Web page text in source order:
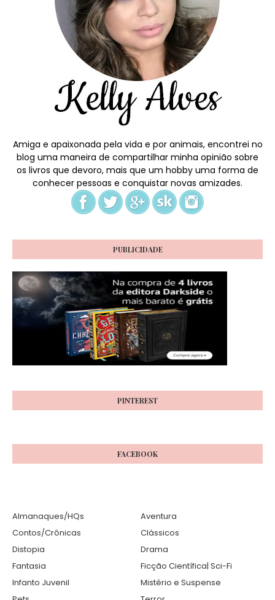
Amiga e apaixonada pela vida e por animais, encontrei no
blog uma maneira de compartilhar minha opinião sobre
os livros que devoro, mais que um hobby uma forma de
conhecer pessoas e conquistar novas amizades.
PUBLICIDADE
PINTEREST
FACEBOOK
Almanaques/HQs
Aventura
Contos/Crônicas
Clássicos
Distopia
Drama
Fantasia
Ficção Científica| Sci-Fi
Infanto Juvenil
Mistério e Suspense